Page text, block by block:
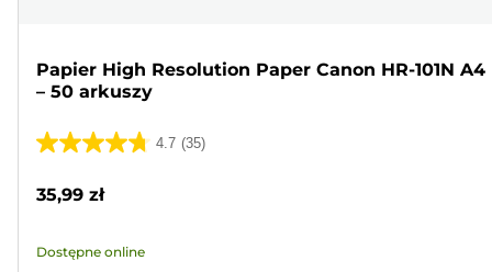
Papier High Resolution Paper Canon HR-101N A4
– 50 arkuszy
4.7 (35)
4.7
5
35
35,99 zł
Dostępne online